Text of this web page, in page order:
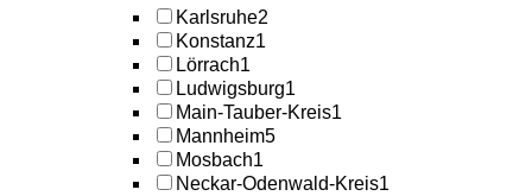
Karlsruhe2
Konstanz1
Lörrach1
Ludwigsburg1
Main-Tauber-Kreis1
Mannheim5
Mosbach1
Neckar-Odenwald-Kreis1